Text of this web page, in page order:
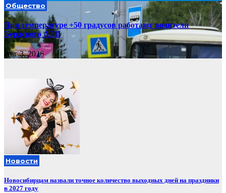
Общество
При температуре +50 градусов работают водители
Бердского АТП
Авг 3, 2026
Новости
Новосибирцам назвали точное количество выходных дней на праздники
в 2027 году